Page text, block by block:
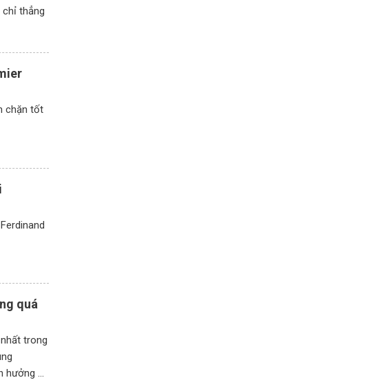
chỉ thẳng
chặn tốt
quá
trong
hưởng ở